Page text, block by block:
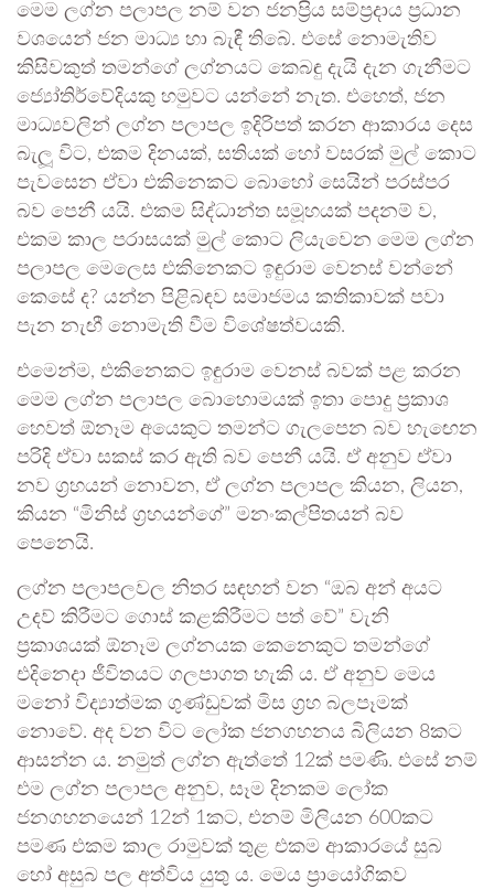
මෙම ලග්න පලාපල නම් වන ජනප්‍රිය සම්ප්‍රදාය ප්‍රධාන
වශයෙන් ජන මාධ්‍ය හා බැඳී තිබේ. එසේ නොමැතිව
කිසිවකුත් තමන්ගේ ලග්නයට කෙබඳු දැයි දැන ගැනීමට
ජ්‍යෝතිර්වේදියකු හමුවට යන්නේ නැත. එහෙත්, ජන
මාධ්‍යවලින් ලග්න පලාපල ඉදිරිපත් කරන ආකාරය දෙස
බැලූ විට, එකම දිනයක්, සතියක් හෝ වසරක් මුල් කොට
පැවසෙන ඒවා එකිනෙකට බොහෝ සෙයින් පරස්පර
බව පෙනී යයි. එකම සිද්ධාන්ත සමූහයක් පදනම් ව,
එකම කාල පරාසයක් මුල් කොට ලියැවෙන මෙම ලග්න
පලාපල මෙලෙස එකිනෙකට ඉඳුරාම වෙනස් වන්නේ
කෙසේ ද? යන්න පිළිබඳව සමාජමය කතිකාවක් පවා
පැන නැඟී නොමැති වීම විශේෂත්වයකි.
එමෙන්ම, එකිනෙකට ඉඳුරාම වෙනස් බවක් පළ කරන
මෙම ලග්න පලාපල බොහොමයක් ඉතා පොදු ප්‍රකාශ
හෙවත් ඕනෑම අයෙකුට තමන්ට ගැලපෙන බව හැඟෙන
පරිදි ඒවා සකස් කර ඇති බව පෙනී යයි. ඒ අනුව ඒවා
නව ග්‍රහයන් නොවන, ඒ ලග්න පලාපල කියන, ලියන,
කියන “මිනිස් ග්‍රහයන්ගේ” මනංකල්පිතයන් බව
පෙනෙයි.
ලග්න පලාපලවල නිතර සඳහන් වන “ඔබ අන් අයට
උදව් කිරීමට ගොස් කළකිරීමට පත් වේ” වැනි
ප්‍රකාශයක් ඕනෑම ලග්නයක කෙනෙකුට තමන්ගේ
එදිනෙදා ජීවිතයට ගලපාගත හැකි ය. ඒ අනුව මෙය
මනෝ විද්‍යාත්මක ගුණ්ඩුවක් මිස ග්‍රහ බලපෑමක්
නොවේ. අද වන විට ලෝක ජනගහනය බිලියන 8කට
ආසන්න ය. නමුත් ලග්න ඇත්තේ 12ක් පමණි. එසේ නම්
එම ලග්න පලාපල අනුව, සෑම දිනකම ලෝක
ජනගහනයෙන් 12න් 1කට, එනම් මිලියන 600කට
පමණ එකම කාල රාමුවක් තුළ එකම ආකාරයේ සුබ
හෝ අසුබ පල අත්විය යුතු ය. මෙය ප්‍රායෝගිකව